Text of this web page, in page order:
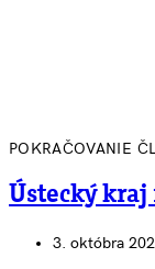
POKRAČOVANIE
Ústecký
3. októbra